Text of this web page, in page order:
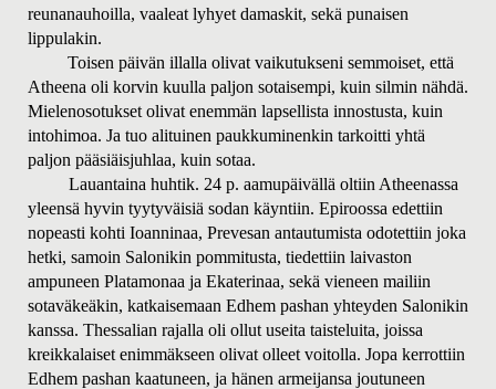
reunanauhoilla, vaaleat lyhyet damaskit, sekä punaisen
lippulakin.
Toisen päivän illalla olivat vaikutukseni semmoiset, että
Atheena oli korvin kuulla paljon sotaisempi, kuin silmin nähdä.
Mielenosotukset olivat enemmän lapsellista innostusta, kuin
intohimoa. Ja tuo alituinen paukkuminenkin tarkoitti yhtä
paljon pääsiäisjuhlaa, kuin sotaa.
Lauantaina huhtik. 24 p. aamupäivällä oltiin Atheenassa
yleensä hyvin tyytyväisiä sodan käyntiin. Epiroossa edettiin
nopeasti kohti Ioanninaa, Prevesan antautumista odotettiin joka
hetki, samoin Salonikin pommitusta, tiedettiin laivaston
ampuneen Platamonaa ja Ekaterinaa, sekä vieneen mailiin
sotaväkeäkin, katkaisemaan Edhem pashan yhteyden Salonikin
kanssa. Thessalian rajalla oli ollut useita taisteluita, joissa
kreikkalaiset enimmäkseen olivat olleet voitolla. Jopa kerrottiin
Edhem pashan kaatuneen, ja hänen armeijansa joutuneen